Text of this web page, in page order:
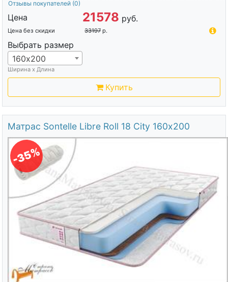
Отзывы покупателей (0)
Цена 21578 руб.
Цена без скидки 33197 р.
Выбрать размер
160х200
Ширина х Длина
Купить
Матрас Sontelle Libre Roll 18 City 160х200
-35%